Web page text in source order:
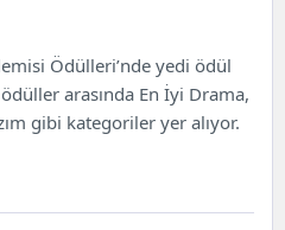
Ödülleri’nde yedi ödül
arasında En İyi Drama,
gibi kategoriler yer alıyor.